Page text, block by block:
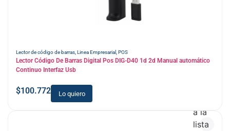
Lector de código de barras, Linea Empresarial, POS
Lector Código De Barras Digital Pos DIG-D40 1d 2d Manual automático
Continuo Interfaz Usb
$100.772 Lo quiero
a la
lista